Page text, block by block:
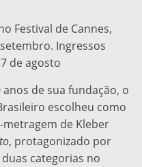
Festival de Cannes,
Ingressos
de agosto
de sua fundação, o
escolheu como
de Kleber
, protagonizado por
categorias no